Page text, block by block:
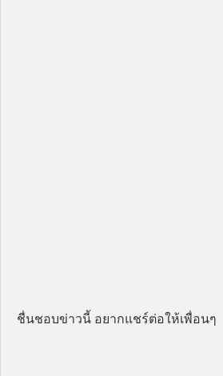
ชื่นชอบข่าวนี้ อยากแชร์ต่อให้เพื่อนๆ